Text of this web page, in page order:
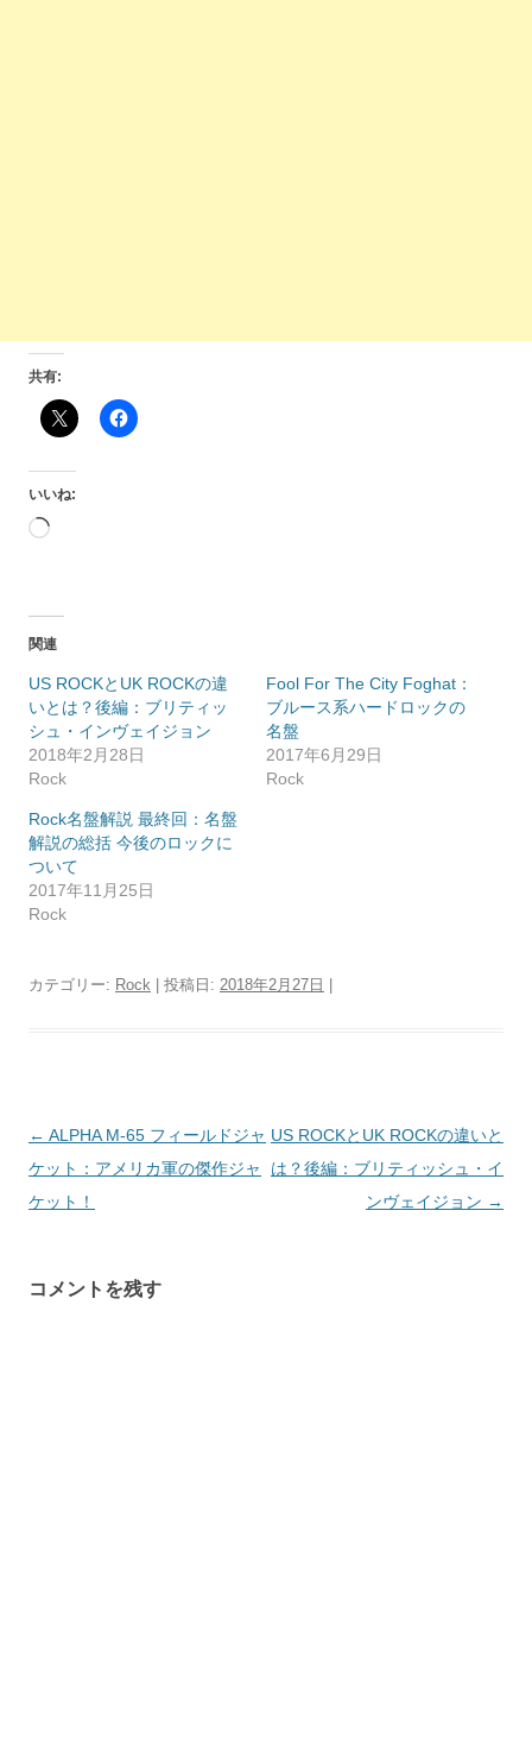
共有:
いいね:
読
み
中…
関連
US ROCKとUK ROCKの違
いとは？後編：ブリティッ
シュ・インヴェイジョン
2018年2月28日
Rock
Fool For The City Foghat：
ブルース系ハードロックの
名盤
2017年6月29日
Rock
Rock名盤解説 最終回：名盤
解説の総括 今後のロックに
ついて
2017年11月25日
Rock
カテゴリー: Rock | 投稿日: 2018年2月27日 |
投
稿
ナ
ー
← ALPHA M-65 フィールドジャ
ケット：アメリカ軍の傑作ジャ
ケット！
US ROCKとUK ROCKの違いと
は？後編：ブリティッシュ・イ
ンヴェイジョン →
コメントを残す